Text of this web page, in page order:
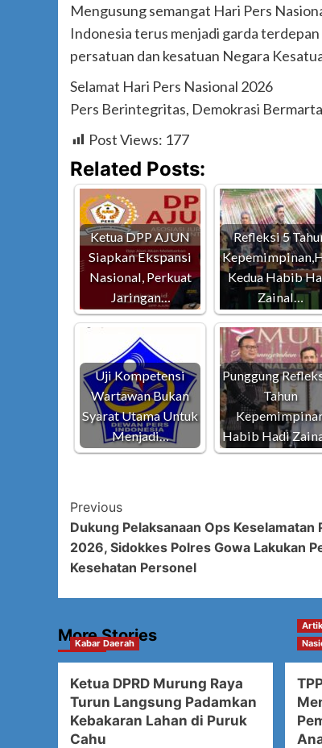
Mengusung semangat Hari Pers
Indonesia terus menjadi garda
persatuan dan kesatuan Negara
Selamat Hari Pers Nasional 2026
Pers Berintegritas, Demokrasi
Post Views: 177
Related Posts:
Ketua DPP AJUN
Siapkan Ekspansi
Nasional, Perkuat
Jaringan…
Refleksi 5
Kedua Habib
Zainal…
Uji Kompetensi
Wartawan Bukan
Syarat Utama Untuk
Menjadi…
Punggung
Tahun
Habib Hadi
Post
Navigation
Previous
Dukung Pelaksanaan Ops Keselamatan
2026, Sidokkes Polres Gowa Lakukan
Kesehatan Personel
More Stories
Kabar Daerah
Ketua DPRD Murung Raya
Turun Langsung Padamkan
Kebakaran Lahan di Puruk
Cahu